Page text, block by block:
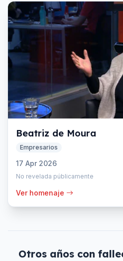
Beatriz de Moura
Empresarios
17 Apr 2026
No revelada públicamente
Ver homenaje
Otros años con